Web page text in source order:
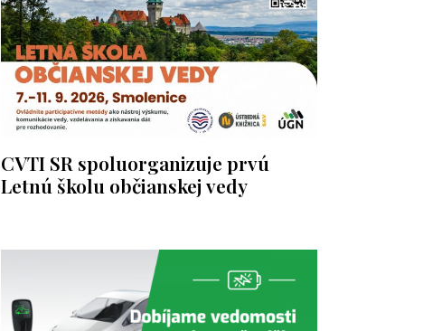
CVTI SR spoluorganizuje prvú
Letnú školu občianskej vedy